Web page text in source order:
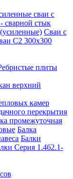
сваи с
сварной стык
Сваи с
С2 300х300
плиты
верхний
камер
перекрытия
промежуточная
Балка
Балки
Серия 1.462.1-